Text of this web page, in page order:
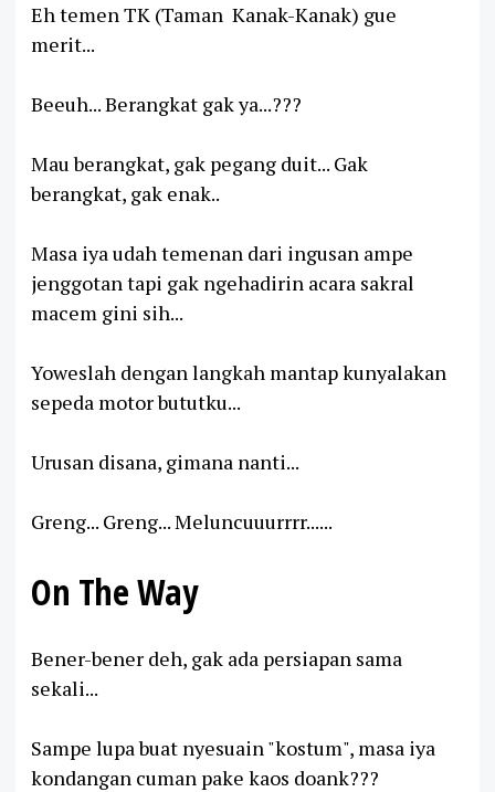
Eh temen TK (Taman Kanak-Kanak) gue
merit...
Beeuh... Berangkat gak ya...???
Mau berangkat, gak pegang duit... Gak
berangkat, gak enak..
Masa iya udah temenan dari ingusan ampe
jenggotan tapi gak ngehadirin acara sakral
macem gini sih...
Yoweslah dengan langkah mantap kunyalakan
sepeda motor bututku...
Urusan disana, gimana nanti...
Greng... Greng... Meluncuuurrrr......
On The Way
Bener-bener deh, gak ada persiapan sama
sekali...
Sampe lupa buat nyesuain "kostum", masa iya
kondangan cuman pake kaos doank???